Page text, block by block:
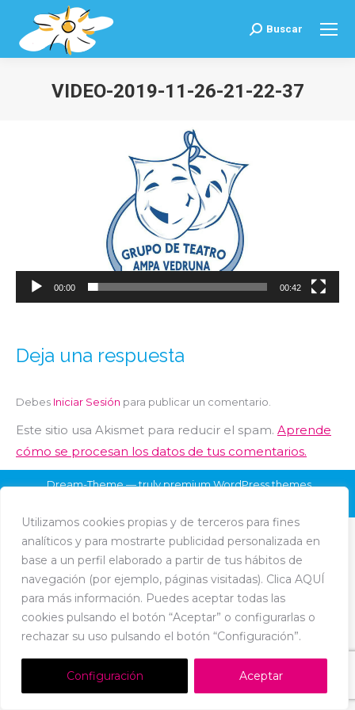
Utilizamos cookies propias y de terceros para fines
analíticos y para mostrarte publicidad personalizada en
base a un perfil elaborado a partir de tus hábitos de
navegación (por ejemplo, páginas visitadas). Clica AQUÍ
para más información. Puedes aceptar todas las
cookies pulsando el botón “Aceptar” o configurarlas o
rechazar su uso pulsando el botón “Configuración”.
Configuración Aceptar
Buscar:
Buscar
VIDEO-2019-11-26-21-22-37
Reproductor
de
vídeo
00:00 00:42
Deja una respuesta
Debes Iniciar Sesión para publicar un comentario.
Este sitio usa Akismet para reducir el spam. Aprende
cómo se procesan los datos de tus comentarios.
Dream-Theme — trulypremium WordPress themes